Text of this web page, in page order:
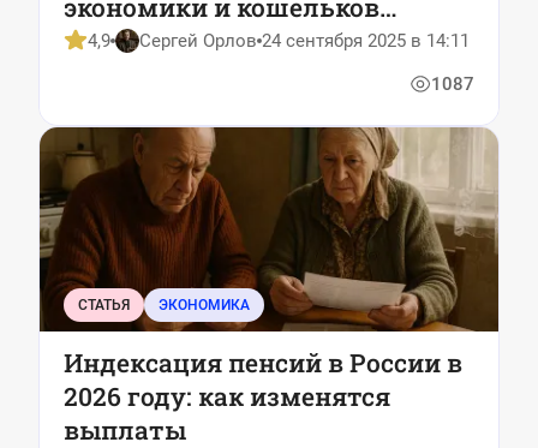
экономики и кошельков
россиян
4,9 Сергей Орлов 24 сентября 2025 в 14:11
1087
СТАТЬЯ ЭКОНОМИКА
Индексация пенсий в России в
2026 году: как изменятся
выплаты